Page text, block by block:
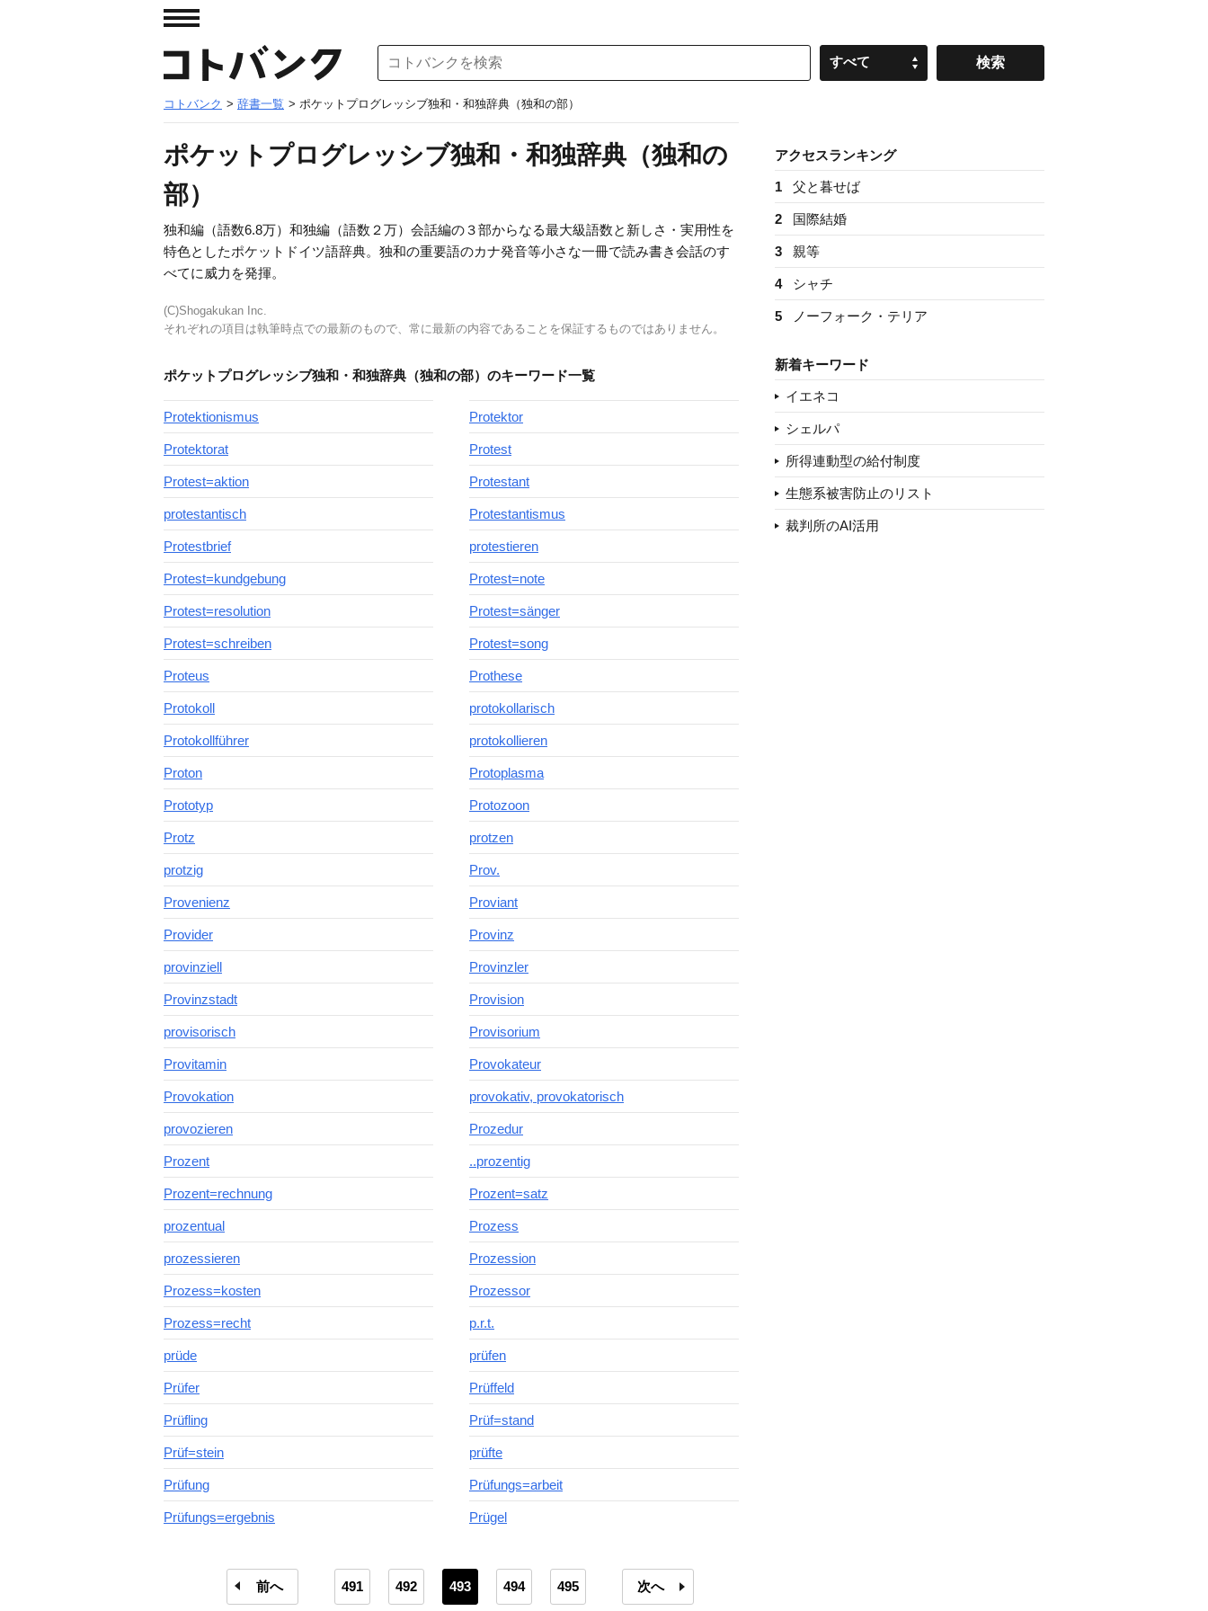
すべて
コトバンク > 辞書一覧 > ポケットプログレッシブ独和・和独辞典（独和の部）
ポケットプログレッシブ独和・和独辞典（独和の
部）
独和編（語数6.8万）和独編（語数２万）会話編の３部からなる最大級語数と新しさ・実用性を
特色としたポケットドイツ語辞典。独和の重要語のカナ発音等小さな一冊で読み書き会話のす
べてに威力を発揮。
(C)Shogakukan Inc.
それぞれの項目は執筆時点での最新のもので、常に最新の内容であることを保証するものではありません。
ポケットプログレッシブ独和・和独辞典（独和の部）のキーワード一覧
Protektionismus Protektor
Protektorat Protest
Protest=aktion Protestant
protestantisch Protestantismus
Protestbrief protestieren
Protest=kundgebung Protest=note
Protest=resolution Protest=sänger
Protest=schreiben Protest=song
Proteus Prothese
Protokoll protokollarisch
Protokollführer protokollieren
Proton Protoplasma
Prototyp Protozoon
Protz protzen
protzig Prov.
Provenienz Proviant
Provider Provinz
provinziell Provinzler
Provinzstadt Provision
provisorisch Provisorium
Provitamin Provokateur
Provokation provokativ, provokatorisch
provozieren Prozedur
Prozent ..prozentig
Prozent=rechnung Prozent=satz
prozentual Prozess
prozessieren Prozession
Prozess=kosten Prozessor
Prozess=recht p.r.t.
prüde prüfen
Prüfer Prüffeld
Prüfling Prüf=stand
Prüf=stein prüfte
Prüfung Prüfungs=arbeit
Prüfungs=ergebnis Prügel
前へ 491 492 493 494 495 次へ
アクセスランキング
1 父と暮せば
2 国際結婚
3 親等
4 シャチ
5 ノーフォーク・テリア
新着キーワード
イエネコ
シェルパ
所得連動型の給付制度
生態系被害防止のリスト
裁判所のAI活用